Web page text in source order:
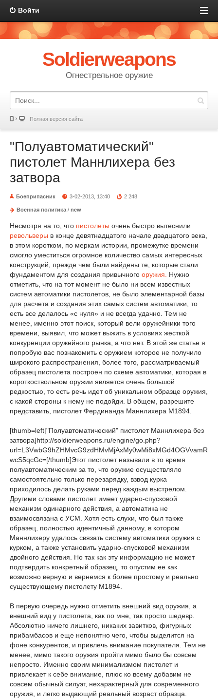
Войти
Soldierweapons
Огнестрельное оружие
Полная версия сайта
"Полуавтоматический"
пистолет Маннлихера без
затвора
Боеприпасник 3-02-2013, 13:40 2 248
Военная политика / new
Несмотря на то, что пистолеты очень быстро вытеснили
револьверы в конце девятнадцатого начале двадцатого века,
в этом коротком, по меркам истории, промежутке времени
смогло уместиться огромное количество самых интересных
конструкций, прежде чем были найдены те, которые стали
фундаментом для создания привычного оружия.
Нужно
отметить, что на тот момент не было ни всем известных
систем автоматики пистолетов, не было элементарной базы
для расчета и создания этих самых систем автоматики, то
есть все делалось «с нуля» и не всегда удачно. Тем не
менее, именно этот поиск, который вели оружейники того
времени, выявил, что может выжить в условиях жесткой
конкуренции оружейного рынка, а что нет. В этой же статье я
попробую вас познакомить с оружием которое не получило
широкого распространения, более того, рассматриваемый
образец пистолета построен по схеме автоматики, которая в
короткоствольном оружии является очень большой
редкостью, то есть речь идет об уникальном образце оружия,
с какой стороны к нему не подойди. В общем, разрешите
представить, пистолет Фердинанда Маннлихера М1894.
[thumb=left|"Полуавтоматический" пистолет Маннлихера без
затвора]http://soldierweapons.ru/engine/go.php?
url=L3VwbG9hZHMvcG9zdHMvMjAxMy0wMi8xMGd4OGVvamR
wcS5qcGc=[/thumb]Этот пистолет называли в то время
полуавтоматическим за то, что оружие осуществляло
самостоятельно только перезарядку, взвод курка
приходилось делать руками перед каждым выстрелом.
Другими словами пистолет имеет ударно-спусковой
механизм одинарного действия, а автоматика не
взаимосвязана с УСМ. Хотя есть слухи, что был также
образец, полностью идентичный данному, в котором
Маннлихеру удалось связать систему автоматики оружия с
курком, а также установить ударно-спусковой механизм
двойного действия. Но так как эту информацию не может
подтвердить конкретный образец, то опустим ее как
возможно верную и вернемся к более простому и реально
существующему пистолету М1894.
В первую очередь нужно отметить внешний вид оружия, а
внешний вид у пистолета, как по мне, так просто шедевр.
Абсолютно ничего лишнего, никаких завитков, фигурных
прибамбасов и еще непонятно чего, чтобы выделится на
фоне конкурентов, и привлечь внимание покупателя. Тем не
менее, мимо такого оружия пройти мимо было бы совсем
непросто. Именно своим минимализмом пистолет и
привлекает к себе внимание, плюс ко всему добавим не
совсем обычный силуэт, нехарактерный для современного
оружия, и легко выдающий реальный возраст образца.